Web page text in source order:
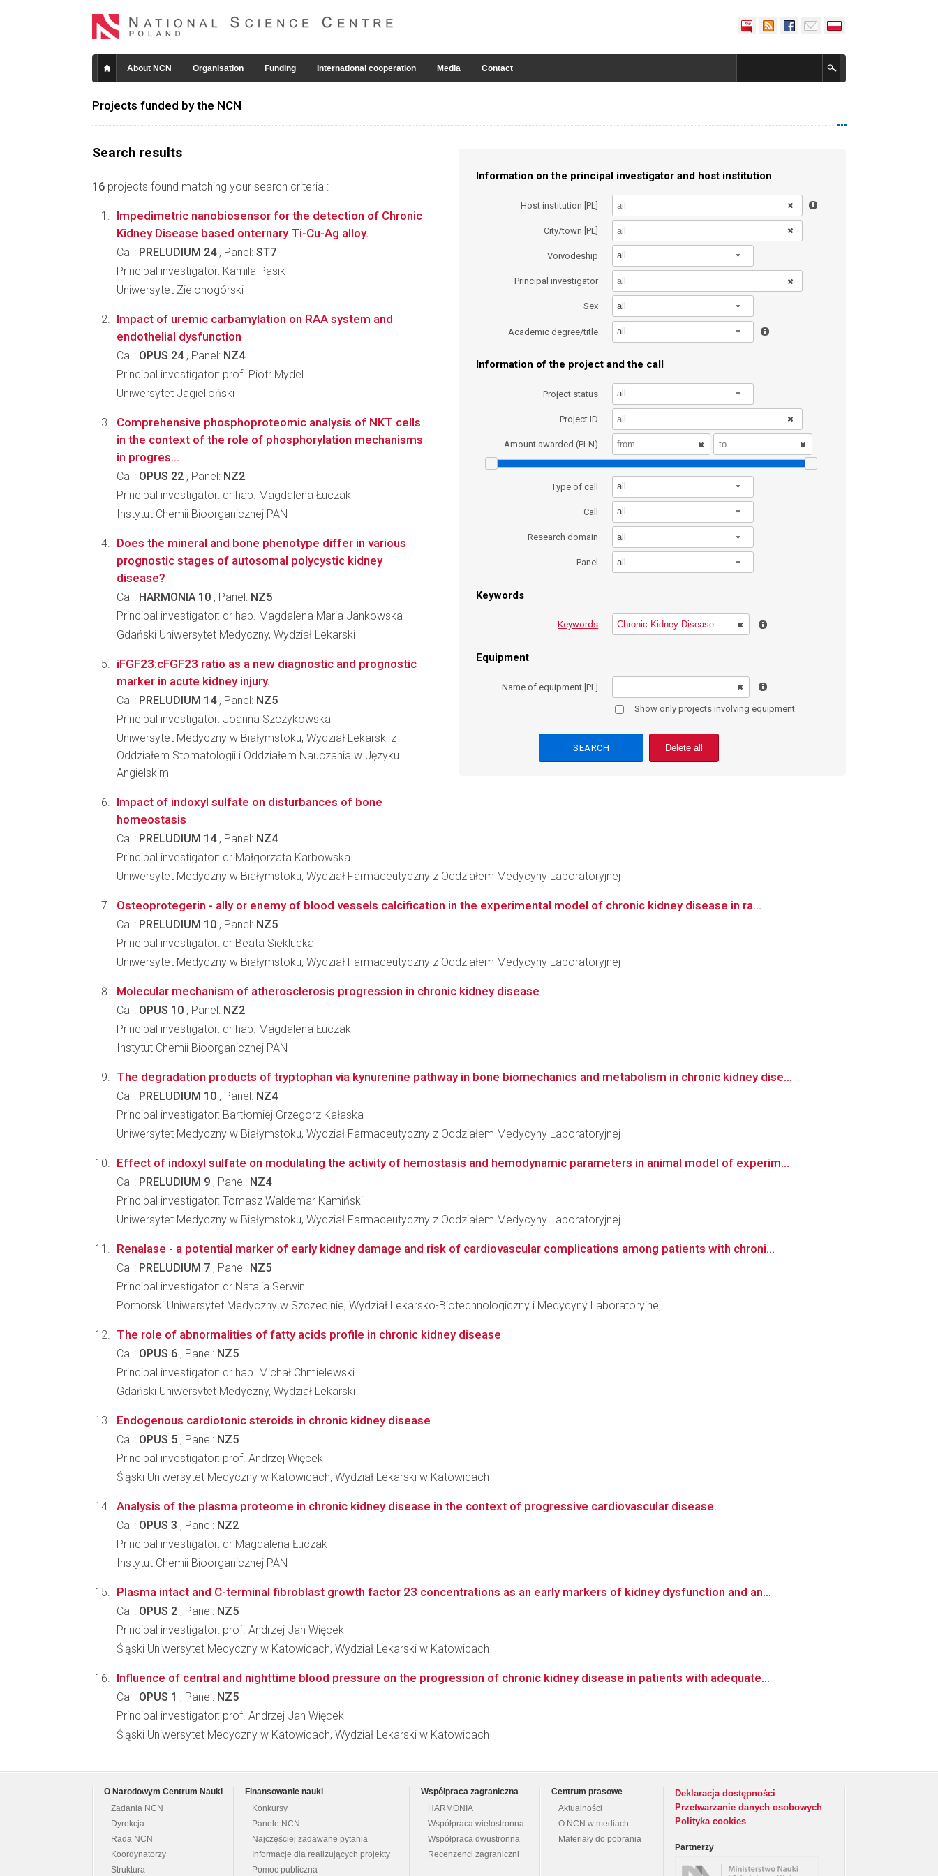
About NCN Organisation Funding International cooperation Media Contact
Projects funded by the NCN
Search results
16 projects found matching your search criteria :
Information on the principal investigator and host institution
Host institution [PL]
City/town [PL]
Voivodeship all
Principal investigator
Sex all
Academic degree/title all
Information of the project and the call
Project status all
Project ID
Amount awarded (PLN)
Type of call all
Call all
Research domain all
Panel all
Keywords
Keywords
Equipment
Name of equipment [PL]
Show only projects involving equipment
Delete all
Impedimetric nanobiosensor for the detection of Chronic
Kidney Disease based onternary Ti-Cu-Ag alloy.
Call: PRELUDIUM 24, Panel: ST7
Principal investigator: Kamila Pasik
Uniwersytet Zielonogórski
Impact of uremic carbamylation on RAA system and
endothelial dysfunction
Call: OPUS 24, Panel: NZ4
Principal investigator: prof. Piotr Mydel
Uniwersytet Jagielloński
Comprehensive phosphoproteomic analysis of NKT cells
in the context of the role of phosphorylation mechanisms
in progres...
Call: OPUS 22 , Panel: NZ2
Principal investigator: dr hab. Magdalena Łuczak
Instytut Chemii Bioorganicznej PAN
Does the mineral and bone phenotype differ in various
prognostic stages of autosomal polycystic kidney
disease?
Call: HARMONIA 10 , Panel: NZ5
Principal investigator: dr hab. Magdalena Maria Jankowska
Gdański Uniwersytet Medyczny, Wydział Lekarski
iFGF23:cFGF23 ratio as a new diagnostic and prognostic
marker in acute kidney injury.
Call: PRELUDIUM 14, Panel: NZ5
Principal investigator: Joanna Szczykowska
Uniwersytet Medyczny w Białymstoku, Wydział Lekarski z
Oddziałem Stomatologii i Oddziałem Nauczania w Języku
Angielskim
Impact of indoxyl sulfate on disturbances of bone
homeostasis
Call: PRELUDIUM 14, Panel: NZ4
Principal investigator: dr Małgorzata Karbowska
Uniwersytet Medyczny w Białymstoku, Wydział Farmaceutyczny z Oddziałem Medycyny Laboratoryjnej
Osteoprotegerin - ally or enemy of blood vessels calcification in the experimental model of chronic kidney disease in ra...
Call: PRELUDIUM 10 , Panel: NZ5
Principal investigator: dr Beata Sieklucka
Uniwersytet Medyczny w Białymstoku, Wydział Farmaceutyczny z Oddziałem Medycyny Laboratoryjnej
Molecular mechanism of atherosclerosis progression in chronic kidney disease
Call: OPUS 10 , Panel: NZ2
Principal investigator: dr hab. Magdalena Łuczak
Instytut Chemii Bioorganicznej PAN
The degradation products of tryptophan via kynurenine pathway in bone biomechanics and metabolism in chronic kidney dise...
Call: PRELUDIUM 10 , Panel: NZ4
Principal investigator: Bartłomiej Grzegorz Kałaska
Uniwersytet Medyczny w Białymstoku, Wydział Farmaceutyczny z Oddziałem Medycyny Laboratoryjnej
Effect of indoxyl sulfate on modulating the activity of hemostasis and hemodynamic parameters in animal model of experim...
Call: PRELUDIUM 9 , Panel: NZ4
Principal investigator: Tomasz Waldemar Kamiński
Uniwersytet Medyczny w Białymstoku, Wydział Farmaceutyczny z Oddziałem Medycyny Laboratoryjnej
Renalase - a potential marker of early kidney damage and risk of cardiovascular complications among patients with chroni...
Call: PRELUDIUM 7 , Panel: NZ5
Principal investigator: dr Natalia Serwin
Pomorski Uniwersytet Medyczny w Szczecinie, Wydział Lekarsko-Biotechnologiczny i Medycyny Laboratoryjnej
The role of abnormalities of fatty acids profile in chronic kidney disease
Call: OPUS 6 , Panel: NZ5
Principal investigator: dr hab. Michał Chmielewski
Gdański Uniwersytet Medyczny, Wydział Lekarski
Endogenous cardiotonic steroids in chronic kidney disease
Call: OPUS 5 , Panel: NZ5
Principal investigator: prof. Andrzej Więcek
Śląski Uniwersytet Medyczny w Katowicach, Wydział Lekarski w Katowicach
Analysis of the plasma proteome in chronic kidney disease in the context of progressive cardiovascular disease.
Call: OPUS 3 , Panel: NZ2
Principal investigator: dr Magdalena Łuczak
Instytut Chemii Bioorganicznej PAN
Plasma intact and C-terminal fibroblast growth factor 23 concentrations as an early markers of kidney dysfunction and an...
Call: OPUS 2 , Panel: NZ5
Principal investigator: prof. Andrzej Jan Więcek
Śląski Uniwersytet Medyczny w Katowicach, Wydział Lekarski w Katowicach
Influence of central and nighttime blood pressure on the progression of chronic kidney disease in patients with adequate...
Call: OPUS 1 , Panel: NZ5
Principal investigator: prof. Andrzej Jan Więcek
Śląski Uniwersytet Medyczny w Katowicach, Wydział Lekarski w Katowicach
O Narodowym Centrum Nauki
Zadania NCN
Dyrekcja
Rada NCN
Koordynatorzy
Struktura
Finansowanie nauki
Konkursy
Panele NCN
Najczęściej zadawane pytania
Informacje dla realizujących projekty
Pomoc publiczna
Współpraca zagraniczna
HARMONIA
Współpraca wielostronna
Współpraca dwustronna
Recenzenci zagraniczni
Centrum prasowe
Aktualności
O NCN w mediach
Materiały do pobrania
Deklaracja dostępności
Przetwarzanie danych osobowych
Polityka cookies
Partnerzy